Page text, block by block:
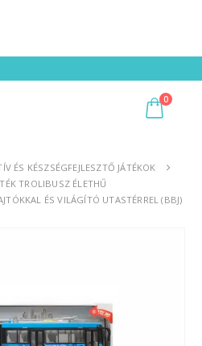
0
ÉS KÉSZSÉGFEJLESZTŐ JÁTÉKOK
TROLIBUSZ ÉLETHŰ
ÉS VILÁGÍTÓ UTASTÉRREL (BBJ)